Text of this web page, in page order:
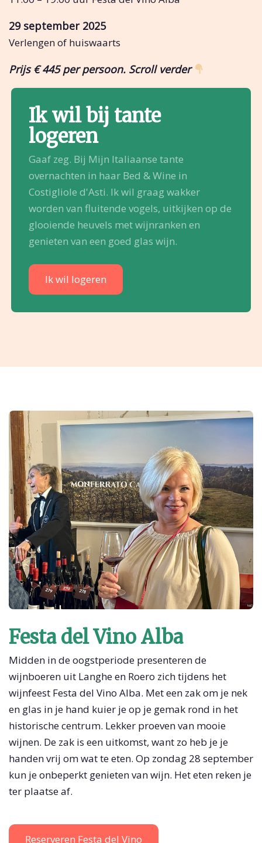
29 september 2025
Verlengen of huiswaarts
Prijs € 445 per persoon. Scroll verder
Ik wil bij tante
logeren
Gaaf zeg. Bij Mijn Italiaanse tante
overnachten in haar Bed & Wine in
Costigliole d'Asti. Ik wil graag wakker
worden van fluitende vogels, uitkijken op de
glooiende heuvels met wijnranken en
genieten van een goed glas wijn.
Ik wil logeren
Festa del Vino Alba
Midden in de oogstperiode presenteren de
wijnboeren uit Langhe en Roero zich tijdens het
wijnfeest Festa del Vino Alba. Met een zak om je nek
en glas in je hand kuier je op je gemak rond in het
historische centrum. Lekker proeven van mooie
wijnen. De zak is een uitkomst, want zo heb je je
handen vrij om wat te eten. Op zondag 28 september
kun je onbeperkt genieten van wijn. Het eten reken je
ter plaatse af.
Reserveren Festa del Vino